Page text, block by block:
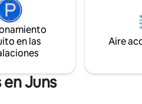
pino -
de
vinos
hidromasaje infinita
en las
Aire
Juns